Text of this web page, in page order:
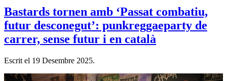
Bastards tornen amb ‘Passat combatiu,
futur desconegut’: punkreggaeparty de
carrer, sense futur i en català
Escrit el 19 Desembre 2025.